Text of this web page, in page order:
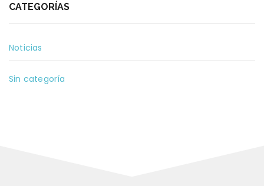
CATEGORÍAS
Noticias
Sin categoría